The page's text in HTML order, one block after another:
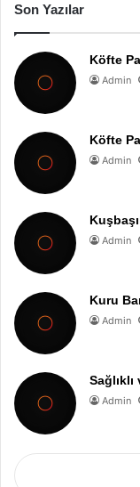
Son Yazılar
Köfte
Admin
Köfte
Admin
Admin
Kuru
Admin
Admin